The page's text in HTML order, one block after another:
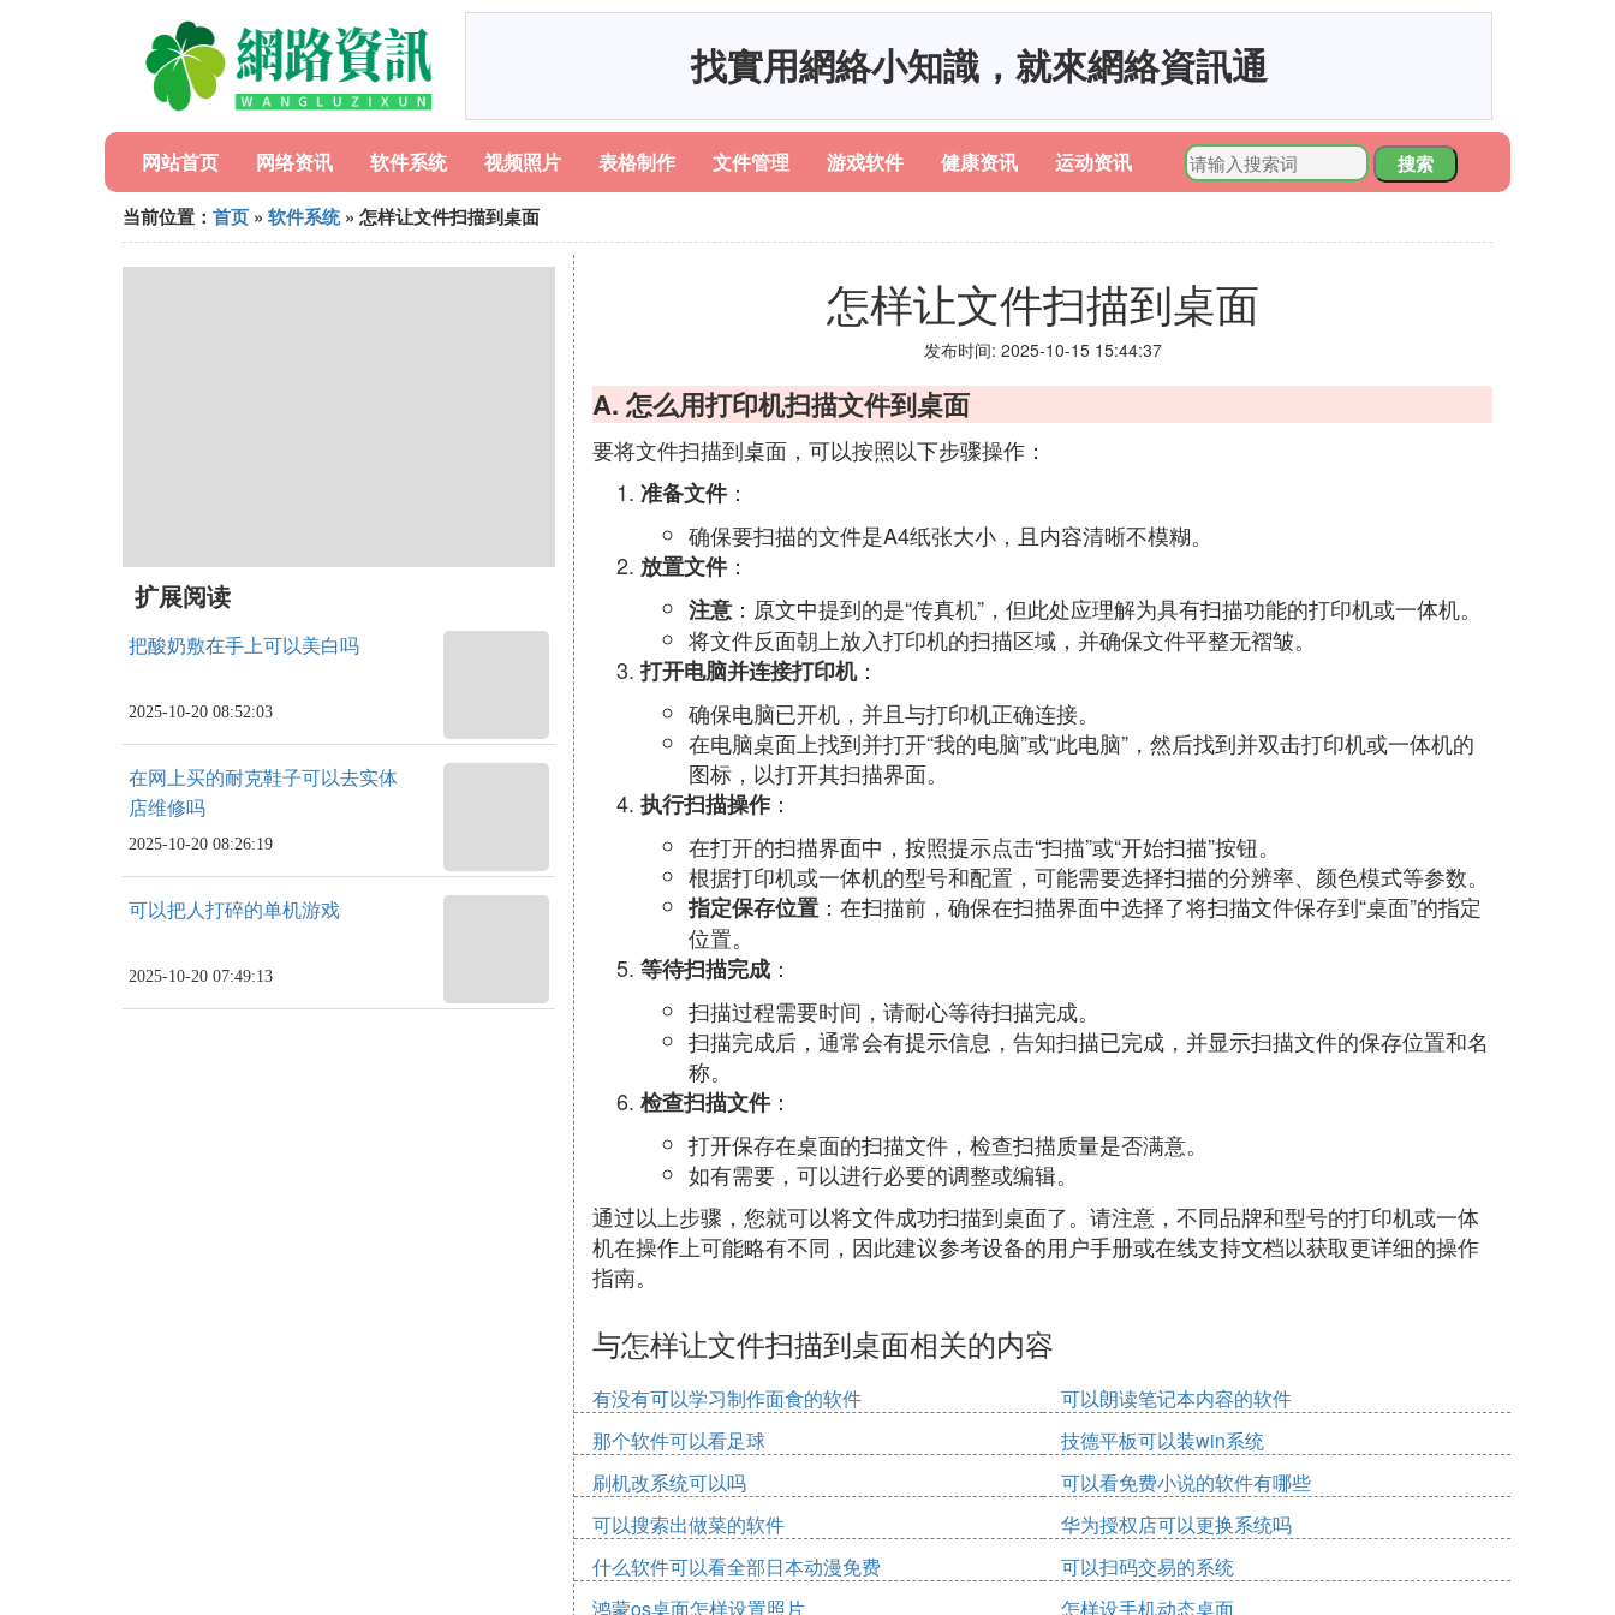
找實用網絡小知識，就來網絡資訊通
网站首页 网络资讯 软件系统 视频照片 表格制作 文件管理 游戏软件 健康资讯 运动资讯
搜索
当前位置： 首页 » 软件系统» 怎样让文件扫描到桌面
扩展阅读
把酸奶敷在手上可以美白吗
2025-10-20 08:52:03
在网上买的耐克鞋子可以去实体
店维修吗
2025-10-20 08:26:19
可以把人打碎的单机游戏
2025-10-20 07:49:13
怎样让文件扫描到桌面
发布时间: 2025-10-15 15:44:37
A. 怎么用打印机扫描文件到桌面
要将文件扫描到桌面，可以按照以下步骤操作：
准备文件：
确保要扫描的文件是A4纸张大小，且内容清晰不模糊。
放置文件：
注意 ：原文中提到的是“传真机”，但此处应理解为具有扫描功能的打印机或一体机。
将文件反面朝上放入打印机的扫描区域，并确保文件平整无褶皱。
打开电脑并连接打印机：
确保电脑已开机，并且与打印机正确连接。
在电脑桌面上找到并打开“我的电脑”或“此电脑”，然后找到并双击打印机或一体机的
图标，以打开其扫描界面。
执行扫描操作：
在打开的扫描界面中，按照提示点击“扫描”或“开始扫描”按钮。
根据打印机或一体机的型号和配置，可能需要选择扫描的分辨率、颜色模式等参数。
指定保存位置 ：在扫描前，确保在扫描界面中选择了将扫描文件保存到“桌面”的指定
位置。
等待扫描完成 ：
扫描过程需要时间，请耐心等待扫描完成。
扫描完成后，通常会有提示信息，告知扫描已完成，并显示扫描文件的保存位置和名
称。
检查扫描文件：
打开保存在桌面的扫描文件，检查扫描质量是否满意。
如有需要，可以进行必要的调整或编辑。
通过以上步骤，您就可以将文件成功扫描到桌面了。请注意，不同品牌和型号的打印机或一体
机在操作上可能略有不同，因此建议参考设备的用户手册或在线支持文档以获取更详细的操作
指南。
与怎样让文件扫描到桌面相关的内容
有没有可以学习制作面食的软件
可以朗读笔记本内容的软件
那个软件可以看足球
技德平板可以装win系统
刷机改系统可以吗
可以看免费小说的软件有哪些
可以搜索出做菜的软件
华为授权店可以更换系统吗
什么软件可以看全部日本动漫免费
可以扫码交易的系统
鸿蒙os桌面怎样设置照片
怎样设手机动态桌面